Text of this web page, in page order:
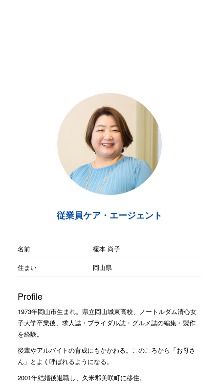
従業員ケア・エージェント
名前
榎本 尚子
住まい
岡山県
Profile
1973年岡山市生まれ。県立岡山城東高校、ノートルダム清心女
子大学卒業後、求人誌・ブライダル誌・グルメ誌の編集・製作
を経験。
後輩やアルバイトの育成にもかかわる。このころから「お母さ
ん」とよく呼ばれるようになる。
2001年結婚後退職し、久米郡美咲町に移住。